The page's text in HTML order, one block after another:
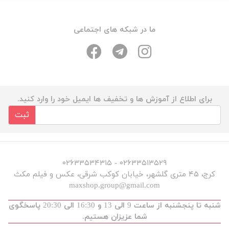
ما در شبکه های اجتماعی
برای اطلاع از آموزش ها و تخفیف ها ایمیل خود را وارد کنید.
ثبت
۰۲۶۳۳۵۱۳۵۲۹ - ۰۲۶۳۳۵۳۴۳۱۵
کرج، ۴۵ متری گلشهر، خیابان کوکب شرقی، عکس و فیلم مکث
maxshop.group@gmail.com
شنبه تا پنجشنبه از ساعت 9 الی 13 و 16:30 الی 20:30 پاسخگوی
شما عزیزان هستیم.